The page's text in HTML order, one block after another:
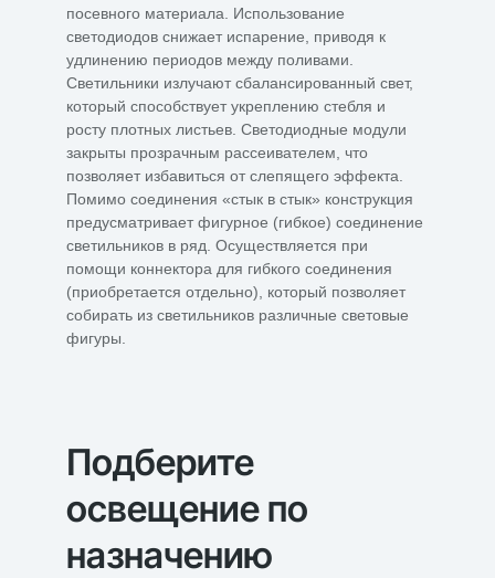
посевного материала. Использование
светодиодов снижает испарение, приводя к
удлинению периодов между поливами.
Светильники излучают сбалансированный свет,
который способствует укреплению стебля и
росту плотных листьев. Светодиодные модули
закрыты прозрачным рассеивателем, что
позволяет избавиться от слепящего эффекта.
Помимо соединения «стык в стык» конструкция
предусматривает фигурное (гибкое) соединение
светильников в ряд. Осуществляется при
помощи коннектора для гибкого соединения
(приобретается отдельно), который позволяет
собирать из светильников различные световые
фигуры.
Подберите
освещение по
назначению